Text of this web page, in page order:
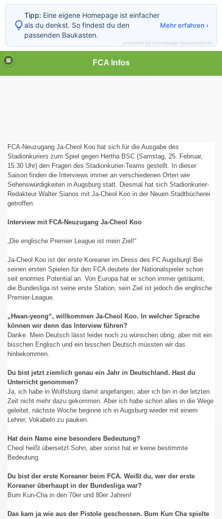
FCA Infos
FCA-Neuzugang Ja-Cheol Koo hat sich für die Ausgabe des
Stadionkuriers zum Spiel gegen Hertha BSC (Samstag, 25. Februar,
15.30 Uhr) den Fragen des Stadionkurier-Teams gestellt. In dieser
Saison finden die Interviews immer an verschiedenen Orten wie
Sehenswürdigkeiten in Augsburg statt. Diesmal hat sich Stadionkurier-
Redakteur Walter Sianos mit Ja-Cheol Koo in der Neuen Stadtbücherei
getroffen.
Interview mit FCA-Neuzugang Ja-Cheol Koo
„Die englische Premier League ist mein Ziel!“
Ja-Cheol Koo ist der erste Koreaner im Dress des FC Augsburg! Bei
seinen ersten Spielen für den FCA deutete der Nationalspieler schon
seit enormes Potential an. Von Europa hat er schon immer geträumt,
die Bundesliga ist seine erste Station, sein Ziel ist jedoch die englische
Premier-League.
„Hwan-yeong“, willkommen Ja-Cheol Koo. In welcher Sprache
können wir denn das Interview führen?
Danke. Mein Deutsch lässt leider noch zu wünschen übrig, aber mit ein
bisschen Englisch und ein bisschen Deutsch müssten wir das
hinbekommen.
Du bist jetzt ziemlich genau ein Jahr in Deutschland. Hast du
Unterricht genommen?
Ja, ich habe in Wolfsburg damit angefangen, aber ich bin in der letzten
Zeit nicht mehr dazu gekommen. Aber ich habe schon alles in die Wege
geleitet, nächste Woche beginne ich in Augsburg wieder mit einem
Lehrer, Vokabeln zu pauken.
Hat dein Name eine besondere Bedeutung?
Cheol heißt übersetzt Sohn, aber sonst hat er keine bestimmte
Bedeutung.
Du bist der erste Koreaner beim FCA. Weißt du, wer der erste
Koreaner überhaupt in der Bundesliga war?
Bum Kun-Cha in den 70er und 80er Jahren!
Das kam ja wie aus der Pistole geschossen. Bum Kun Cha spielte
Tipp: Eine eigene Homepage ist einfacher
als du denkst. So findest du den
passenden Baukasten.
Mehr erfahren ›
powered by homepage-baukasten.de